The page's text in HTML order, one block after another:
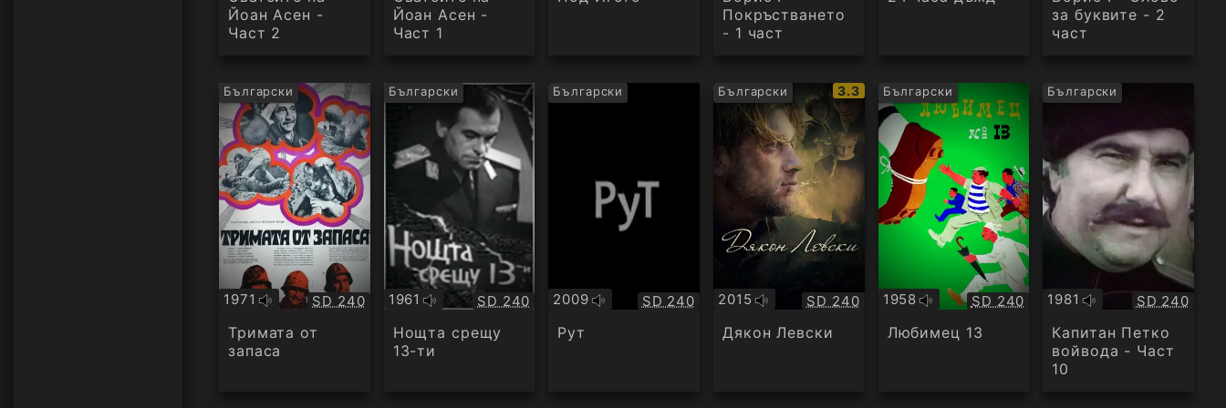
Йоан Асен -
Част 2
Йоан Асен -
Част 1
Покръстването
- 1 част
за буквите - 2
част
Български
1971
Оригинално
аудио
Качество:
SD 240
Тримата от
запаса
Български
1961
Оригинално
аудио
Качество:
SD 240
Нощта срещу
13-ти
Български
2009
Оригинално
аудио
Качество:
SD 240
Рут
Български
IMDb
рейтинг:
3.3
2015
Оригинално
аудио
Качество:
SD 240
Дякон Левски
Български
1958
Оригинално
аудио
Качество:
SD 240
Любимец 13
Български
1981
Оригинално
аудио
Качество:
SD 240
Капитан Петко
войвода - Част
10